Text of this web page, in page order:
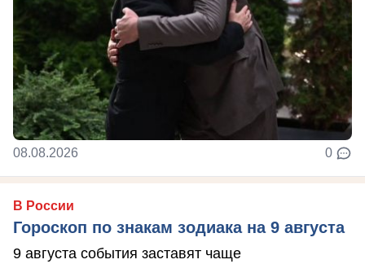
08.08.2026 0
В России
Гороскоп по знакам зодиака на 9 августа
9 августа события заставят чаще